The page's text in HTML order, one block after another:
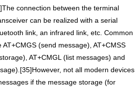
connection between the terminal
can be realized with a serial
link, an infrared link, etc. Common
(send message), AT+CMSS
AT+CMGL (list messages) and
not all modern devices
if the message storage (for